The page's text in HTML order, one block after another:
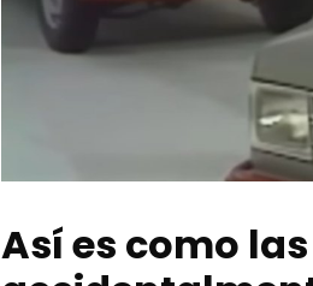
Así es como